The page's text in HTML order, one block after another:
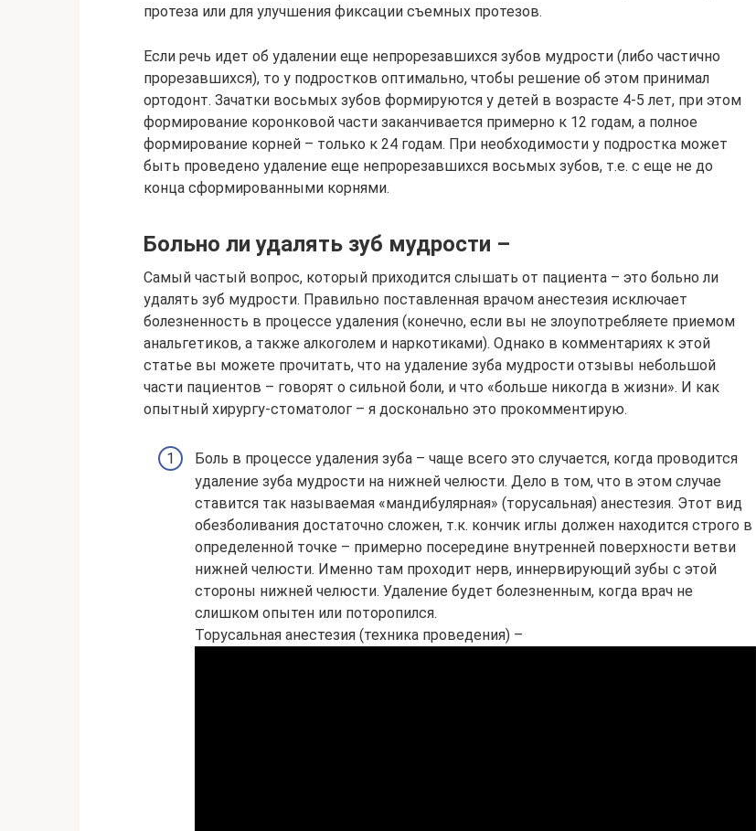
протеза или для улучшения фиксации съемных протезов.
Если речь идет об удалении еще непрорезавшихся зубов мудрости (либо частично
прорезавшихся), то у подростков оптимально, чтобы решение об этом принимал
ортодонт. Зачатки восьмых зубов формируются у детей в возрасте 4-5 лет, при этом
формирование коронковой части заканчивается примерно к 12 годам, а полное
формирование корней – только к 24 годам. При необходимости у подростка может
быть проведено удаление еще непрорезавшихся восьмых зубов, т.е. с еще не до
конца сформированными корнями.
Больно ли удалять зуб мудрости –
Самый частый вопрос, который приходится слышать от пациента – это больно ли
удалять зуб мудрости. Правильно поставленная врачом анестезия исключает
болезненность в процессе удаления (конечно, если вы не злоупотребляете приемом
анальгетиков, а также алкоголем и наркотиками). Однако в комментариях к этой
статье вы можете прочитать, что на удаление зуба мудрости отзывы небольшой
части пациентов – говорят о сильной боли, и что «больше никогда в жизни». И как
опытный хирургу-стоматолог – я досконально это прокомментирую.
Боль в процессе удаления зуба – чаще всего это случается, когда проводится
удаление зуба мудрости на нижней челюсти. Дело в том, что в этом случае
ставится так называемая «мандибулярная» (торусальная) анестезия. Этот вид
обезболивания достаточно сложен, т.к. кончик иглы должен находится строго в
определенной точке – примерно посередине внутренней поверхности ветви
нижней челюсти. Именно там проходит нерв, иннервирующий зубы с этой
стороны нижней челюсти. Удаление будет болезненным, когда врач не
слишком опытен или поторопился.
Торусальная анестезия (техника проведения) –